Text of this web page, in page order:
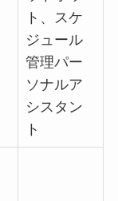
ト、スケ
ジュール
管理パー
ソナルア
シスタン
ト